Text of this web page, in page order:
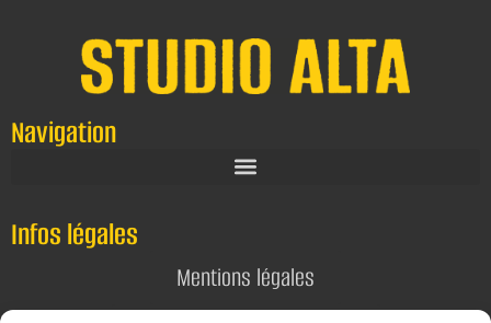
Navigation
Infos légales
Mentions légales